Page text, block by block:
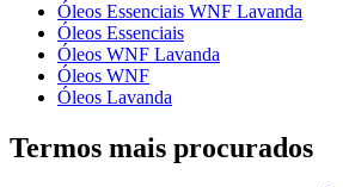
Óleos Essenciais WNF Lavanda
Óleos Essenciais
Óleos WNF Lavanda
Óleos WNF
Óleos Lavanda
Termos mais procurados